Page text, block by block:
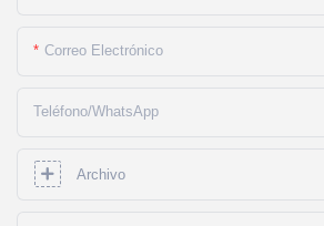
Correo Electrónico
Teléfono/WhatsApp
Archivo